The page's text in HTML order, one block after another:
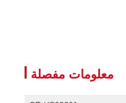
معلومات مفصلة